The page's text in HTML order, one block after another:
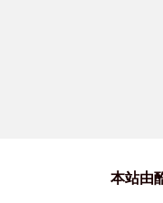
本站由